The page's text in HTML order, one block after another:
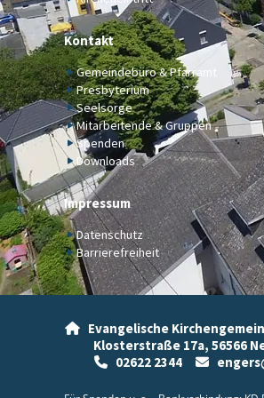
Kontakt
Gemeindebüro & Pfarramt
Presbyterium
Seelsorge
Mitarbeitende & Gruppen
Spenden
Downloads
Impressum
Datenschutz
Barrierefreiheit

Evangelische
Klosterstraße 17a, 56566
02622 2344 